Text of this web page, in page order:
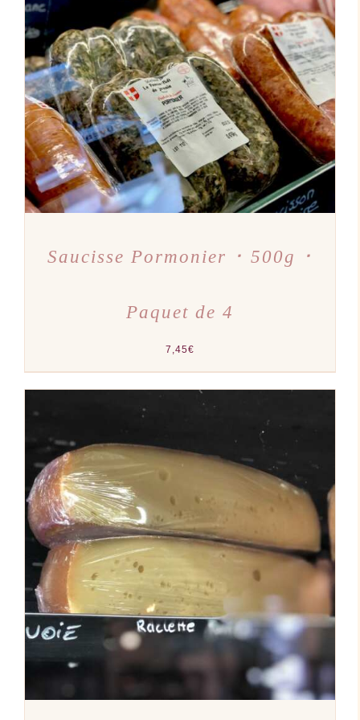
AJOUTER AU PANIER
DÉTAILS
Saucisse Pormonier ･ 500g ･
Paquet de 4
7,45€
AJOUTER AU PANIER
/
DÉTAILS